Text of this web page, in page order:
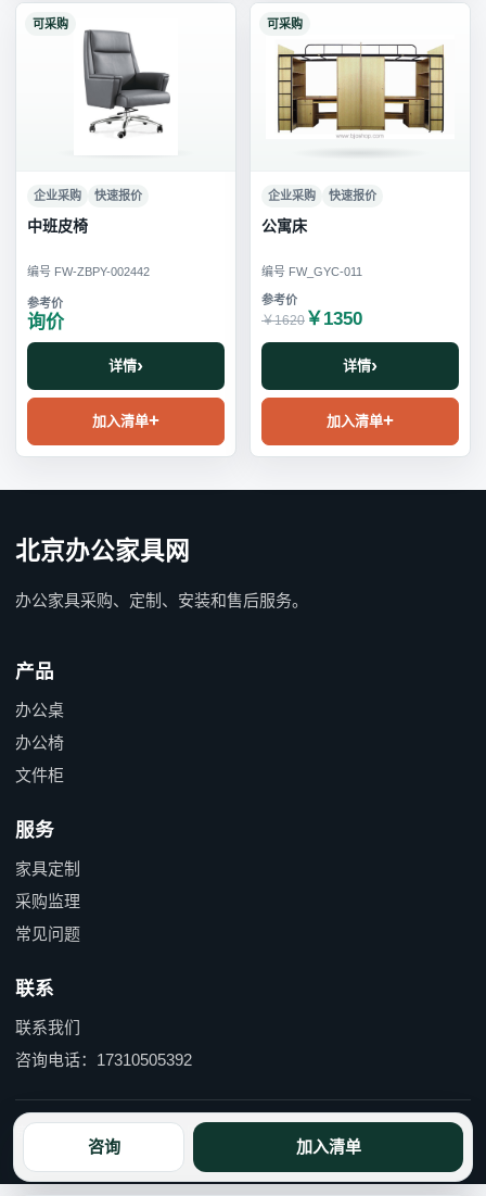
咨询 加入清单
可采购
企业采购 快速报价
中班皮椅
编号 FW-ZBPY-002442
询价
详情
加入清单
可采购
企业采购 快速报价
公寓床
编号 FW_GYC-011
￥1620 ￥1350
详情
加入清单
北京办公家具网
办公家具采购、定制、安装和售后服务。
产品
办公桌
办公椅
文件柜
服务
家具定制
采购监理
常见问题
联系
联系我们
咨询电话：17310505392
京ICP备15055597号-1 京公网安备110114000490号